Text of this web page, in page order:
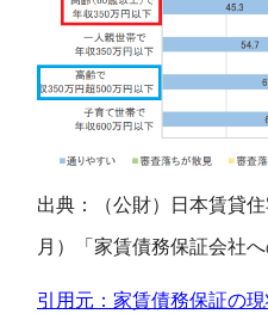
出典：（公財）日本賃貸
月）「家賃債務保証会社
引用元：家賃債務保証の